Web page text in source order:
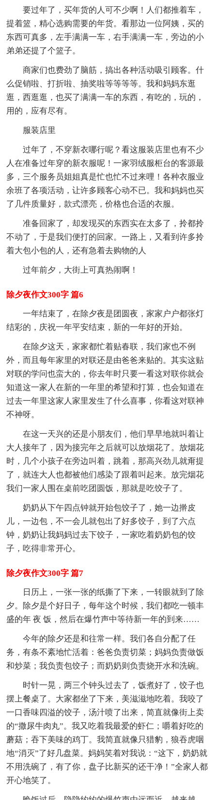
要过年了，买年货的人可不少啊！人们都推着车，
提着篮，精心选购需要的年货。看那边一位阿姨，买的
东西可真多，左手满满一车，右手满满一车，旁边的小
弟弟还提了个篮子。
商家们也费劲了脑筋，搞出各种活动吸引顾客。什
么促销啦、打折啦、抽奖啦等等等等。我和妈妈东逛
逛，西逛逛，也买了满满一车的东西，有吃的，玩的，
用的，应有尽有。
服装店里
过年了，不穿新衣哪行呢？看这服装店里也有不少
人在准备过年穿的新衣服呢！一家羽绒服柜台的客源最
多，三个服务员姐姐真是忙也忙不过来哩！各种衣服业
余班了各项活动，让许多顾客心动不已。我和妈妈也买
了几件质量好，款式漂亮，价格也合适的衣服。
准备回家了，却发现买的东西实在太多了，拎都拎
不动了，于是我们便打的回家。一路上，又看到许多拎
着大包小包的人，还有急着去购物的人
过年前夕，大街上可真热闹啊！
除夕夜作文300字 篇6
一年结束了，在除夕夜是团圆夜，家家户户都张灯
结彩的，庆祝一年平安结束，新的一年好的开始。
在除夕这天，家家都忙着贴春联，我们家也不例
外，而且每年家里的对联还是由爸爸来贴的。其实这贴
对联的学问也蛮大的，你去年时只要一看这对联你就会
知道这一家人在新的一年里的希望和打算，也会知道在
过去一年里这家人家里发生了什么喜事，你看这对联神
不神呀。
在这一天兴的还是小朋友们，他们早早地就叫着让
大人接年了，因为接完年之后就可以放烟花了。放烟花
时，几个小孩子在旁边叫着，跳着，那高兴劲儿就甭提
了，就连大人也都被他们感染了跟着叫起来。放完烟花
我们一家人围在桌前吃团圆饭，那就是吃饺子了。
奶奶从下午四点钟就开始包饺子了，她一边擀皮
儿，一边包，不一会儿就包出了好多饺子，到了六点
钟，奶奶让我妈妈过去下饺子，一家吃着奶奶包的饺
子，吃得非常开心。
除夕夜作文300字 篇7
日历上，一张一张的纸撕了下来，一转眼就到了除
夕。除夕是个好日子，每年这个时候，我们都吃一顿丰
盛的年 夜 饭，然后在爆竹声中等待新一年的到来……
今年的除夕还是和往常一样。我们各自分配了任
务，有条不紊地忙活着：爸爸负责切菜；妈妈负责做饭
和炒菜；我负责包饺子；而奶奶则负责烧开水和洗碗。
时针一晃，两三个钟头过去了，饭煮好了，饺子也
摆上餐桌了。大家都坐了下来，美滋滋地吃着。我咬了
一口香味四溢的饺子，汤汁喷了出来，简直就像街上卖
的“撒尿牛肉丸”。我又吃着我最爱的虾仁；嚼着好吃的
蘑菇；吞下美味的鸡丁。我简直就像只猎豹，狼吞虎咽
地“消灭”了好几盘菜。妈妈笑着对我说：“这下，奶奶就
不用洗碗了，有了你，盘子比新买的还干净！”全家人都
开心地笑了。